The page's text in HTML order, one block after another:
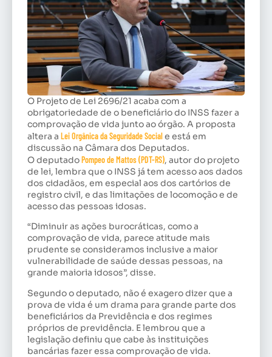
O Projeto de Lei 2696/21 acaba com a
obrigatoriedade de o beneficiário do INSS fazer a
comprovação de vida junto ao órgão. A proposta
altera a Lei Orgânica da Seguridade Sociale está em
discussão na Câmara dos Deputados.
O deputadoPompeo de Mattos (PDT-RS), autor do projeto
de lei, lembra que o INSS já tem acesso aos dados
dos cidadãos, em especial aos dos cartórios de
registro civil, e das limitações de locomoção e de
acesso das pessoas idosas.
“Diminuir as ações burocráticas, como a
comprovação de vida, parece atitude mais
prudente se consideramos inclusive a maior
vulnerabilidade de saúde dessas pessoas, na
grande maioria idosos”, disse.
Segundo o deputado, não é exagero dizer que a
prova de vida é um drama para grande parte dos
beneficiários da Previdência e dos regimes
próprios de previdência. E lembrou que a
legislação definiu que cabe às instituições
bancárias fazer essa comprovação de vida.